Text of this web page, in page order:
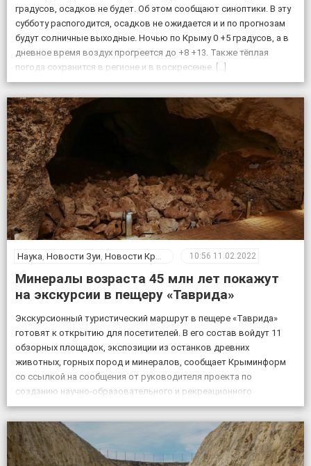
градусов, осадков не будет. Об этом сообщают синоптики. В эту
субботу распогодится, осадков не ожидается и и по прогнозам
будут солничные выходные. Ночью по Крыму 0 +5 градусов, а в
дневное время воздух прогреется до +8 +13. Также тёплая
погода сохранится в регионе и в воскресенье. […]
Наука Новости Зуи Новости Крыма 10:56 11.02.2022
Минералы возраста 45 млн лет покажут
на экскурсии в пещеру «Таврида»
Экскурсионный туристический маршрут в пещере «Таврида»
готовят к открытию для посетителей. В его состав войдут 11
обзорных площадок, экспозиции из останков древних
животных, горных пород и минералов, сообщает Крыминформ
со ссылкой на сообщения от руководителя проекта по
созданию научно-образовательного и рекреационного
комплекса на базе пещеры Таврида, старшего преподавателя
Крымского федерального университета Геннадия Самохина. «На
протяжении […]